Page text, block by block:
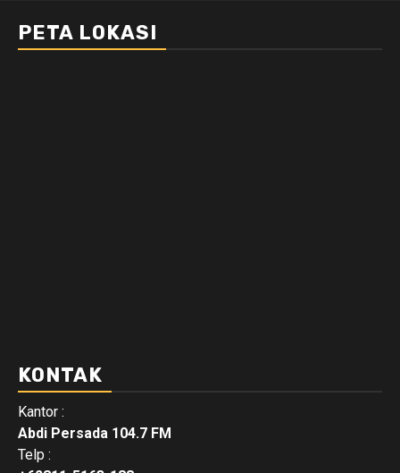
PETA LOKASI
KONTAK
Kantor :
Abdi Persada 104.7 FM
Telp :